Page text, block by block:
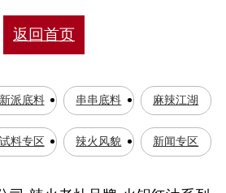
返回首页
新派底料 串串底料 麻辣江湖
试料专区 辣火风貌 新闻专区